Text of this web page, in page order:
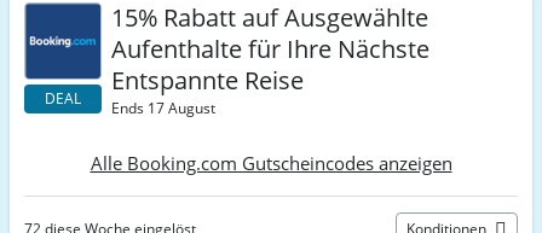
DEAL
15% Rabatt auf Ausgewählte
Aufenthalte für Ihre Nächste
Entspannte Reise
Ends 17 August
Alle Booking.com Gutscheincodes anzeigen
72 diese Woche eingelöst Konditionen